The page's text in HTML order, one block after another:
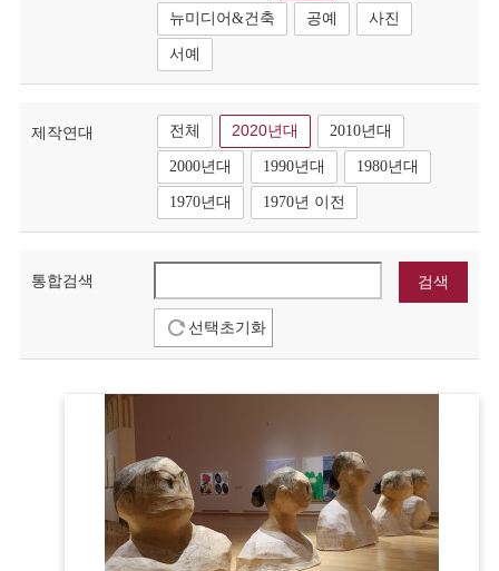
뉴미디어&건축 공예 사진
서예
제작연대 전체 2020년대 2010년대
2000년대 1990년대 1980년대
1970년대 1970년 이전
통합검색
선택초기화